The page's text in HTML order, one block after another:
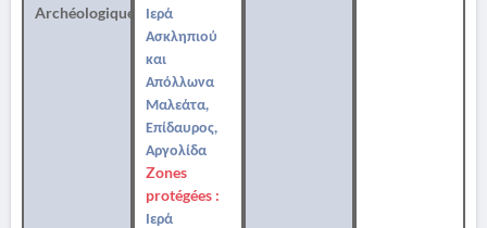
Archéologique
Ιερά
Ασκληπιού
και
Απόλλωνα
Μαλεάτα,
Επίδαυρος,
Αργολίδα
Zones
protégées :
Ιερά